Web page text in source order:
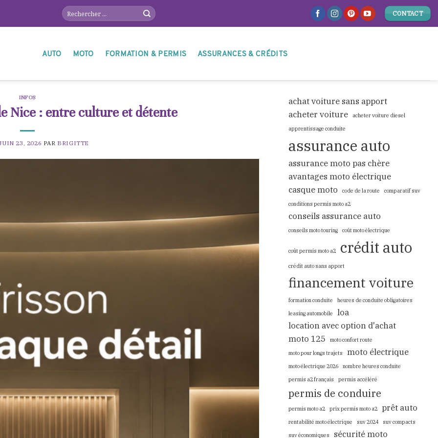
CONTACT
AUTO MOTO FORMATION & PERMIS ASSURANCES & CRÉDITS
INFOS
Nice : entre culture et détente
23, 2026 PAR BRIGITTE
achat voiture sans apport
acheter voiture
acheter voiture diesel
apprentissage conduite
assurance auto
assurance moto pas chère
avantages moto électrique
casque moto
code de la route
comparatif suv
conditions permis moto a2
conseils assurance auto
conseils moto touring coût moto électrique
coût permis moto a2 crédit auto
crédit auto sans apport
financement voiture
formation conduite
heures de conduite obligatoires
leasing automobile
loa
location avec option d'achat
moto 125
moto confort route
moto pour longs trajets
moto électrique
moto électrique 2026
nombre heures conduite
permis a2 français
permis accéléré
permis de conduire
permis moto a2 prix permis moto a2 prêt auto
rentabilité moto électrique suv 2024
suv compacts
suv économiques
sécurité moto